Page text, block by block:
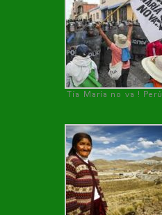
Tía María no va ! Perú